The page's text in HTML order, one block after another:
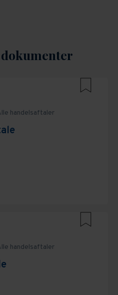
handelsaftaler
handelsaftaler